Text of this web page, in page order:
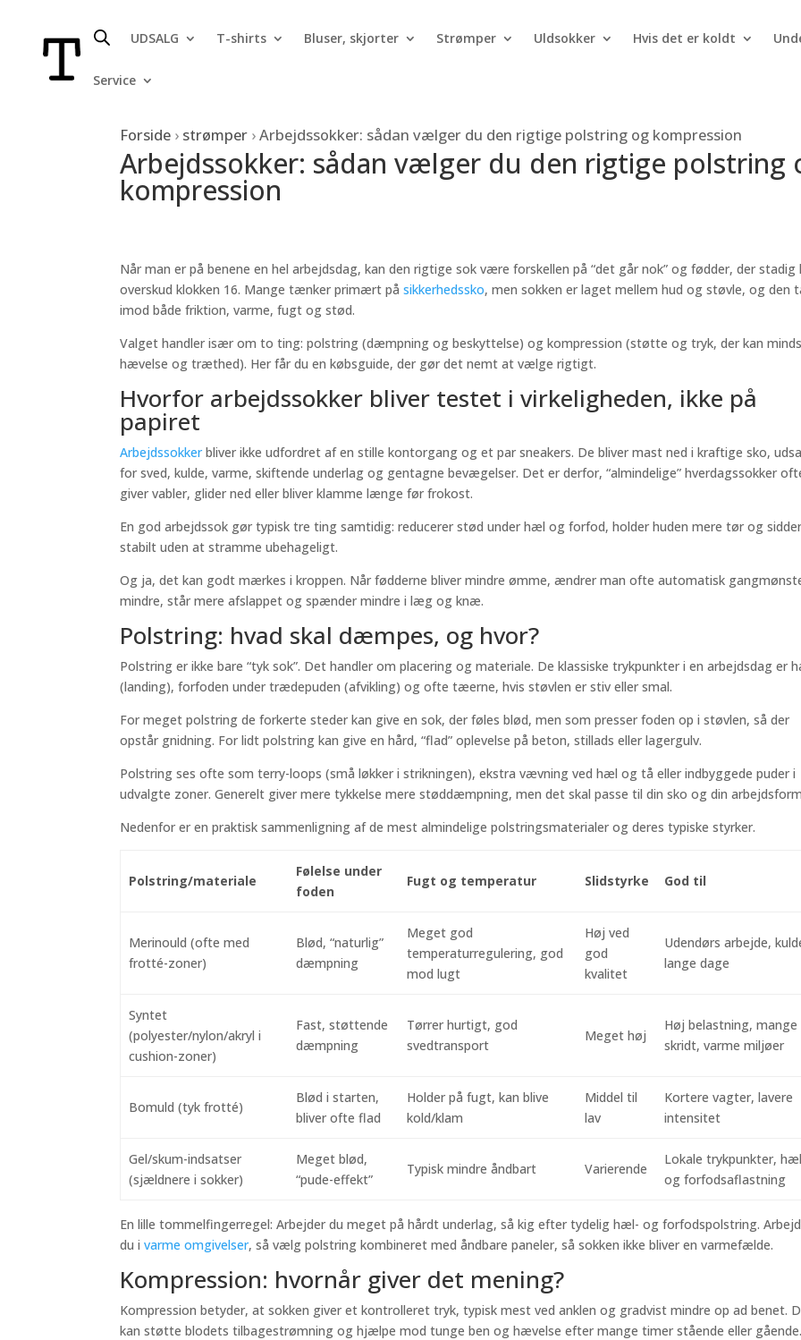
UDSALG T-shirts Bluser, skjorter Strømper Uldsokker Hvis det er koldt
Service
Forside › strømper ›Arbejdssokker: sådan vælger du den rigtige polstring og kompression
Arbejdssokker: sådan vælger du den rigtige polstring
kompression
Når man er på benene en hel arbejdsdag, kan den rigtige sok være forskellen på “det går nok” og fødder, der stadig
overskud klokken 16. Mange tænker primært påsikkerhedssko, men sokken er laget mellem hud og støvle, og den
imod både friktion, varme, fugt og stød.
Valget handler især om to ting: polstring (dæmpning og beskyttelse) og kompression (støtte og tryk, der kan
hævelse og træthed). Her får du en købsguide, der gør det nemt at vælge rigtigt.
Hvorfor arbejdssokker bliver testet i virkeligheden, ikke på
papiret
Arbejdssokkerbliver ikke udfordret af en stille kontorgang og et par sneakers. De bliver mast ned i kraftige sko,
for sved, kulde, varme, skiftende underlag og gentagne bevægelser. Det er derfor, “almindelige” hverdagssokker
giver vabler, glider ned eller bliver klamme længe før frokost.
En god arbejdssok gør typisk tre ting samtidig: reducerer stød under hæl og forfod, holder huden mere tør og
stabilt uden at stramme ubehageligt.
Og ja, det kan godt mærkes i kroppen. Når fødderne bliver mindre ømme, ændrer man ofte automatisk
mindre, står mere afslappet og spænder mindre i læg og knæ.
Polstring: hvad skal dæmpes, og hvor?
Polstring er ikke bare “tyk sok”. Det handler om placering og materiale. De klassiske trykpunkter i en arbejdsdag er
(landing), forfoden under trædepuden (afvikling) og ofte tæerne, hvis støvlen er stiv eller smal.
For meget polstring de forkerte steder kan give en sok, der føles blød, men som presser foden op i støvlen, så der
opstår gnidning. For lidt polstring kan give en hård, “flad” oplevelse på beton, stillads eller lagergulv.
Polstring ses ofte som terry-loops (små løkker i strikningen), ekstra vævning ved hæl og tå eller indbyggede puder i
udvalgte zoner. Generelt giver mere tykkelse mere støddæmpning, men det skal passe til din sko og din
Nedenfor er en praktisk sammenligning af de mest almindelige polstringsmaterialer og deres typiske styrker.
Polstring/materiale
Følelse under
foden
Fugt og temperatur Slidstyrke God til
Merinould (ofte med
frotté-zoner)
Blød, “naturlig”
dæmpning
Meget god
temperaturregulering, god
mod lugt
Høj ved
god
kvalitet
Udendørs arbejde,
lange dage
Syntet
(polyester/nylon/akryl i
cushion-zoner)
Fast, støttende
dæmpning
Tørrer hurtigt, god
svedtransport
Meget høj
Høj belastning, mange
skridt, varme miljøer
Bomuld (tyk frotté)
Blød i starten,
bliver ofte flad
Holder på fugt, kan blive
kold/klam
Middel til
lav
Kortere vagter, lavere
intensitet
Gel/skum-indsatser
(sjældnere i sokker)
Meget blød,
“pude-effekt”
Typisk mindre åndbart Varierende
Lokale trykpunkter,
og forfodsaflastning
En lille tommelfingerregel: Arbejder du meget på hårdt underlag, så kig efter tydelig hæl- og forfodspolstring.
du ivarme omgivelser, så vælg polstring kombineret med åndbare paneler, så sokken ikke bliver en varmefælde.
Kompression: hvornår giver det mening?
Kompression betyder, at sokken giver et kontrolleret tryk, typisk mest ved anklen og gradvist mindre op ad benet.
kan støtte blodets tilbagestrømning og hjælpe mod tunge ben og hævelse efter mange timer stående eller